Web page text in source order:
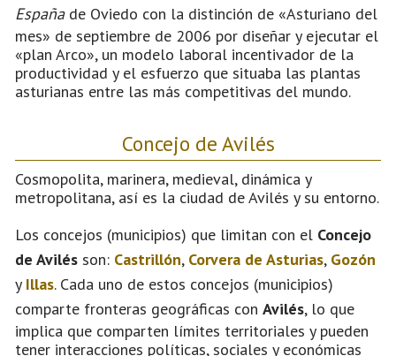
Españade Oviedo con la distinción de «Asturiano del
mes» de septiembre de 2006 por diseñar y ejecutar el
«plan Arco», un modelo laboral incentivador de la
productividad y el esfuerzo que situaba las plantas
asturianas entre las más competitivas del mundo.
Concejo de Avilés
Cosmopolita, marinera, medieval, dinámica y
metropolitana, así es la ciudad de Avilés y su entorno.
Los concejos (municipios) que limitan con el Concejo
de Avilés son: Castrillón, Corvera de Asturias, Gozón
y Illas. Cada uno de estos concejos (municipios)
comparte fronteras geográficas con Avilés, lo que
implica que comparten límites territoriales y pueden
tener interacciones políticas, sociales y económicas